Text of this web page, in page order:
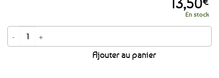
En stock
quantité de Mug humoristique Copains comme cochons
Ajouter au panier